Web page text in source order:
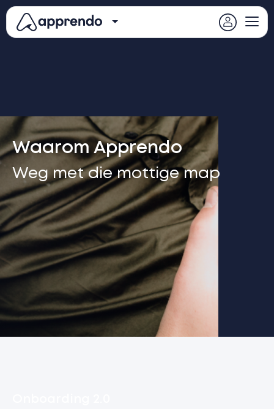
Waarom Apprendo
Weg met die mottige map